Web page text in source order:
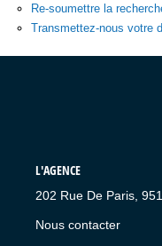
Re-soumettre la
Transmettez-nous votre
L'AGENCE
202 Rue De Paris,
Nous contacter